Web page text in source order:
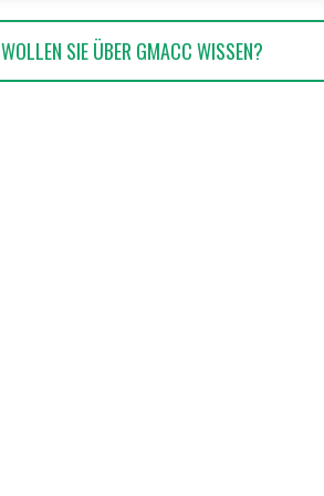
WOLLEN SIE ÜBER GMACC WISSEN?